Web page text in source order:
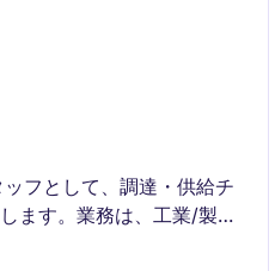
フとして、調達・供給チ
ます。業務は、工業/製造